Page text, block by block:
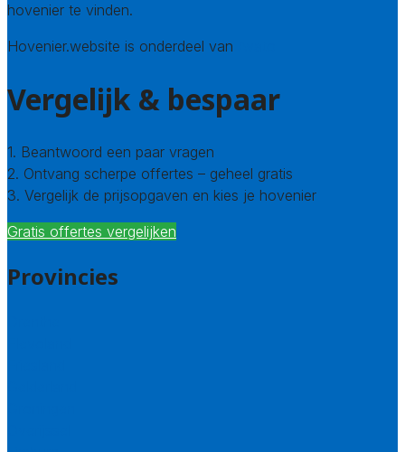
hovenier te vinden.
Hovenier.website is onderdeel van
Vergelijk & bespaar
1. Beantwoord een paar vragen
2. Ontvang scherpe offertes – geheel gratis
3. Vergelijk de prijsopgaven en kies je hovenier
Gratis offertes vergelijken
Provincies